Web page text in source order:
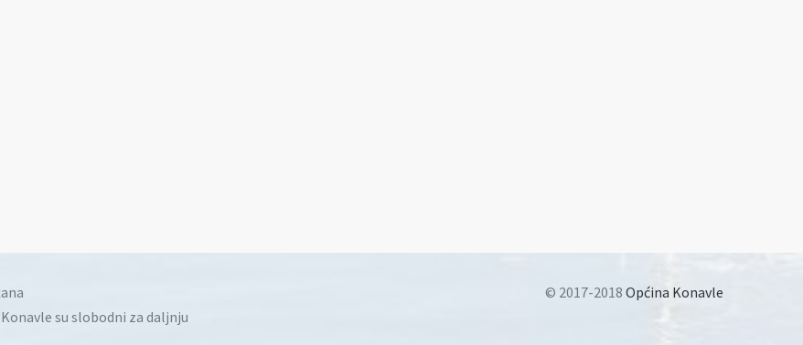
su slobodni za daljnju
© 2017-2018 Općina Konavle